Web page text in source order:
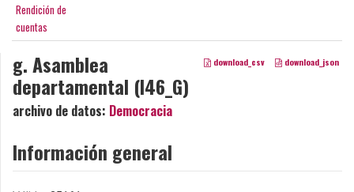
Rendición de
cuentas
download_csv download_json
g. Asamblea
departamental (I46_G)
archivo de datos: Democracia
Información general